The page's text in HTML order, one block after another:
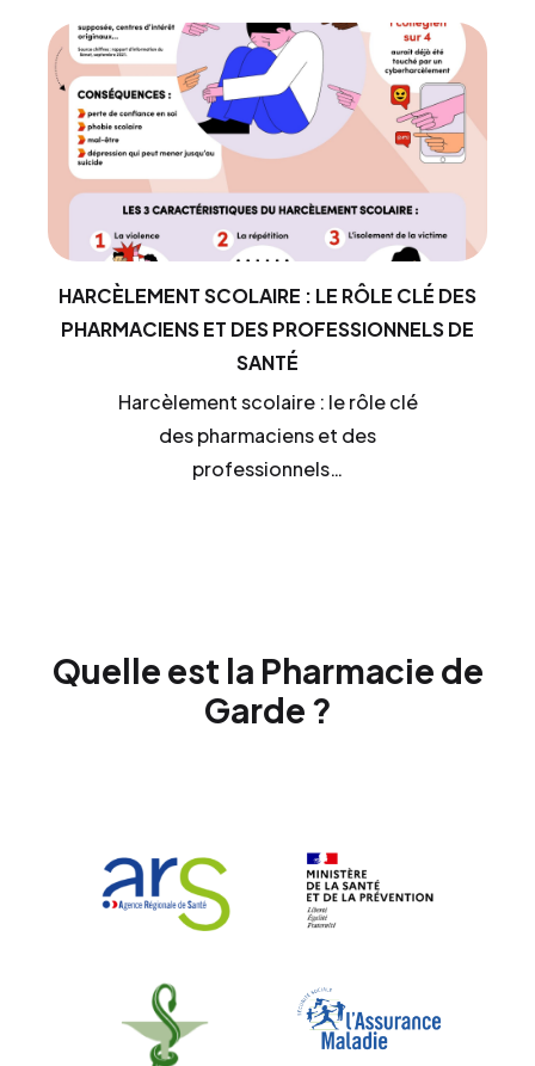
HARCÈLEMENT SCOLAIRE : LE RÔLE CLÉ DES
PHARMACIENS ET DES PROFESSIONNELS DE
SANTÉ
Harcèlement scolaire : le rôle clé
des pharmaciens et des
professionnels…
Quelle est la Pharmacie de
Garde ?